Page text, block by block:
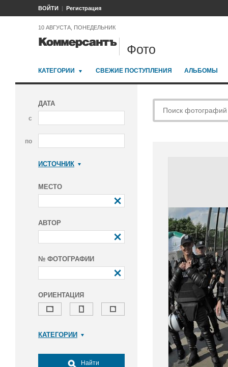
ВОЙТИ Регистрация
10 АВГУСТА, ПОНЕДЕЛЬНИК
Фото
КАТЕГОРИИ СВЕЖИЕ ПОСТУПЛЕНИЯ АЛЬБОМЫ
ДАТА
с
по
ИСТОЧНИК
МЕСТО
АВТОР
№ ФОТОГРАФИИ
ОРИЕНТАЦИЯ
КАТЕГОРИИ
Досуг, туризм и отдых
Найти